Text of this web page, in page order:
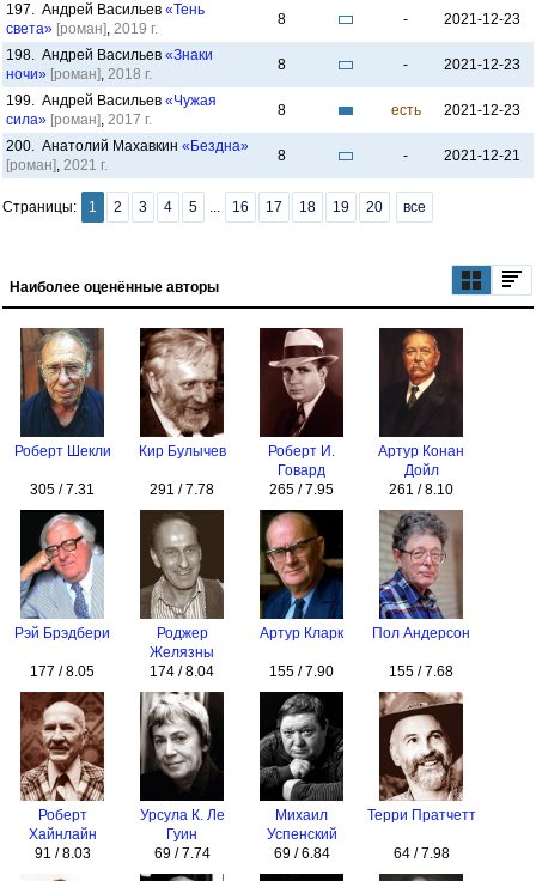
197. Андрей Васильев «Тень
света» [роман], 2019 г.
8 - 2021-12-23
198. Андрей Васильев «Знаки
ночи» [роман], 2018 г.
8 - 2021-12-23
199. Андрей Васильев «Чужая
сила» [роман], 2017 г.
8 есть 2021-12-23
200. Анатолий Махавкин «Бездна»
[роман], 2021 г.
8 - 2021-12-21
Страницы: 1 2 3 4 5 ... 16 17 18 19 20 все
Наиболее оценённые авторы
Роберт Шекли
305 / 7.31
Кир Булычев
291 / 7.78
Роберт И.
Говард
265 / 7.95
Артур Конан
Дойл
261 / 8.10
Рэй Брэдбери
177 / 8.05
Роджер
Желязны
174 / 8.04
Артур Кларк
155 / 7.90
Пол Андерсон
155 / 7.68
Роберт
Хайнлайн
91 / 8.03
Урсула К. Ле
Гуин
69 / 7.74
Михаил
Успенский
69 / 6.84
Терри Пратчетт
64 / 7.98